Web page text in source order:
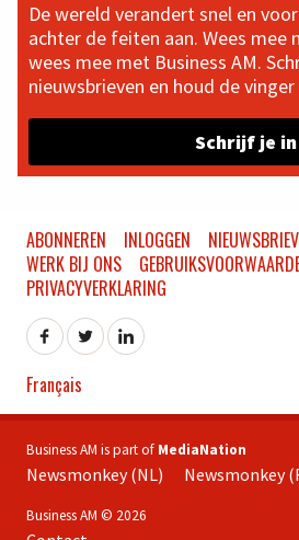
De wereld verandert snel en
achter de feiten aan. Wees mee
wees mee met Business AM.
nieuwsbrieven en houd de
Schrijf je in
ABONNEREN INLOGGEN
WERK BIJ ONS
PRIVACYVERKLARING
Français
Business AM is part of MediaNation
Newsmonkey (NL) Newsmonkey
Business AM © 2026